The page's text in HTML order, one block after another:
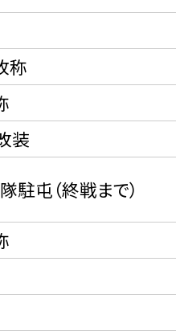
称
装
屯（終戦まで）